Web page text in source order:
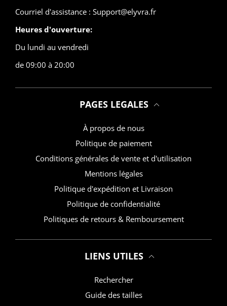
Courriel d'assistance : Support@elyvra.fr
Heures d'ouverture:
Du lundi au vendredi
de 09:00 à 20:00
PAGES LEGALES
À propos de nous
Politique de paiement
Conditions générales de vente et d'utilisation
Mentions légales
Politique d'expédition et Livraison
Politique de confidentialité
Politiques de retours & Remboursement
LIENS UTILES
Rechercher
Guide des tailles